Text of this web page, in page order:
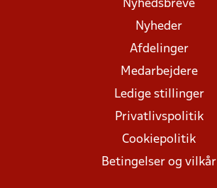
Nyhedsbreve
Nyheder
Afdelinger
Medarbejdere
Ledige stillinger
Privatlivspolitik
Cookiepolitik
Betingelser og vilkår